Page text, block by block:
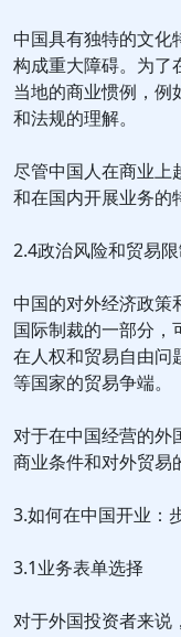
中国具有独特的文化
构成重大障碍。为了
当地的商业惯例，例
和法规的理解。
尽管中国人在商业上
和在国内开展业务的
2.4政治风险和贸易
中国的对外经济政策
国际制裁的一部分，
在人权和贸易自由问
等国家的贸易争端。
对于在中国经营的外
商业条件和对外贸易
3.如何在中国开业：
3.1业务表单选择
对于外国投资者来说